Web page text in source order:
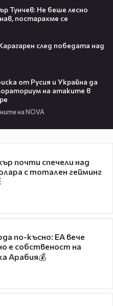
Тунчев: Не беше лесно
постарахме се
след победата над
от Русия и Украйна да
на атаките в
на NOVA
почти спечели над
с тотален гейминг
по-късно: EA вече
е собственост на
Арабия💰